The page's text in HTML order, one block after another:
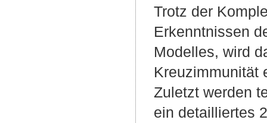
Trotz der
Erkenntnissen
Modelles, wird
Kreuzimmunität
Zuletzt werden
ein detailliertes